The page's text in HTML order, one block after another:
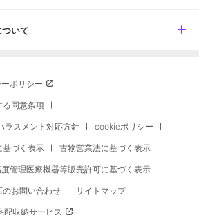
いて
ポリシー
る同意条項
ラスメント対応方針 cookieポリシー
基づく表示 古物営業法に基づく表示
管理医療機器等販売許可に基づく表示
のお問い合わせ サイトマップ
配収納サービス